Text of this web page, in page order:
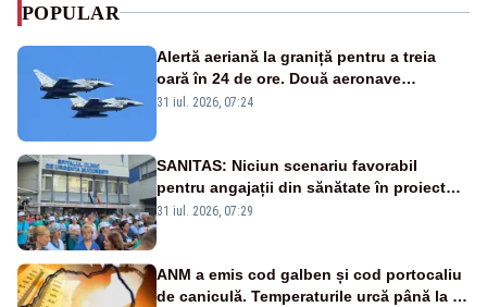
POPULAR
Alertă aeriană la graniță pentru a treia
oară în 24 de ore. Două aeronave
Eurofighter britanice au fost ridicate de la
31 iul. 2026, 07:24
SANITAS: Niciun scenariu favorabil
pentru angajații din sănătate în proiectul
Legii salarizării
31 iul. 2026, 07:29
ANM a emis cod galben și cod portocaliu
de caniculă. Temperaturile urcă până la 38